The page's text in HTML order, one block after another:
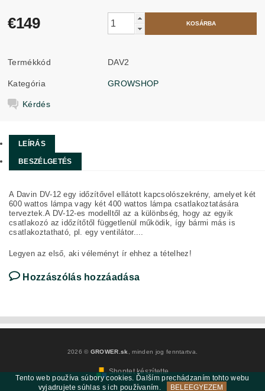
€149
Termékkód DAV2
Kategória GROWSHOP
Kérdés
LEÍRÁS
BESZÉLGETÉS
A Davin DV-12 egy időzítővel ellátott kapcsolószekrény, amelyet két
600 wattos lámpa vagy két 400 wattos lámpa csatlakoztatására
terveztek.A DV-12-es modelltől az a különbség, hogy az egyik
csatlakozó az időzítőtől függetlenül működik, így bármi más is
csatlakoztatható, pl. egy ventilátor....
Legyen az első, aki véleményt ír ehhez a tételhez!
Hozzászólás hozzáadása
2026 © GROWER.sk , minden jog fenntartva.
Shoptet készítette
Tento web používa súbory cookies. Ďalším prechádzaním tohto webu
vyjadrujete súhlas s ich používaním.
BELEEGYEZEM